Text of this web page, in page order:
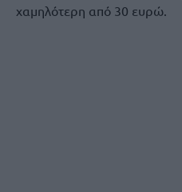
χαμηλότερη από 30 ευρώ.